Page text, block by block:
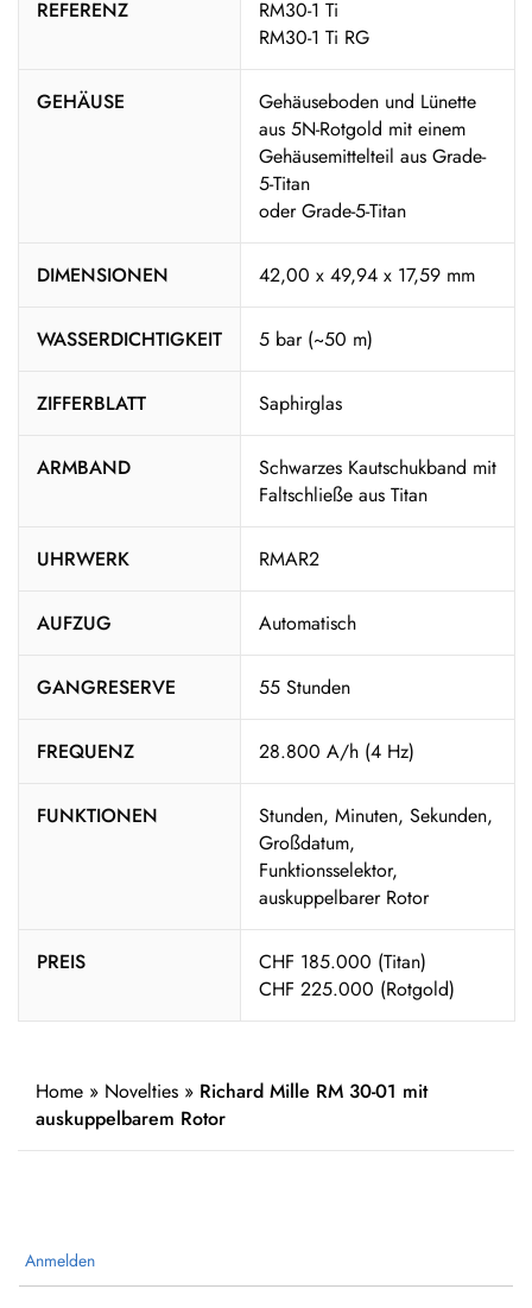
REFERENZ
RM30-1 Ti
RM30-1 Ti RG
GEHÄUSE
Gehäuseboden und Lünette
aus 5N-Rotgold mit einem
Gehäusemittelteil aus Grade-
5-Titan
oder Grade-5-Titan
DIMENSIONEN 42,00 x 49,94 x 17,59 mm
WASSERDICHTIGKEIT 5 bar (~50 m)
ZIFFERBLATT Saphirglas
ARMBAND
Schwarzes Kautschukband mit
Faltschließe aus Titan
UHRWERK RMAR2
AUFZUG Automatisch
GANGRESERVE 55 Stunden
FREQUENZ 28.800 A/h (4 Hz)
FUNKTIONEN
Stunden, Minuten, Sekunden,
Großdatum,
Funktionsselektor,
auskuppelbarer Rotor
PREIS
CHF 185.000 (Titan)
CHF 225.000 (Rotgold)
Home » Novelties » Richard Mille RM 30-01 mit
auskuppelbarem Rotor
Anmelden